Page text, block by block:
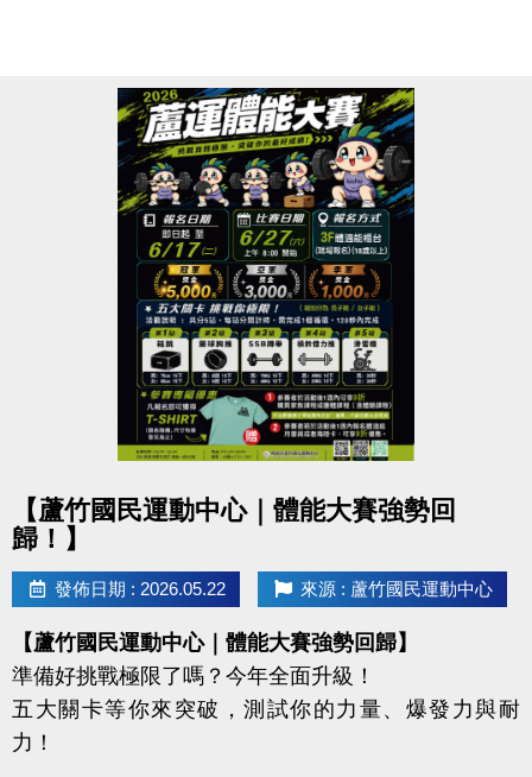
【蘆竹國民運動中心｜體能大賽強勢回
歸！】
發佈日期 : 2026.05.22 來源 : 蘆竹國民運動中心
【蘆竹國民運動中心｜體能大賽強勢回歸】
準備好挑戰極限了嗎？今年全面升級！
五大關卡等你來突破，測試你的力量、爆發力與耐
力！